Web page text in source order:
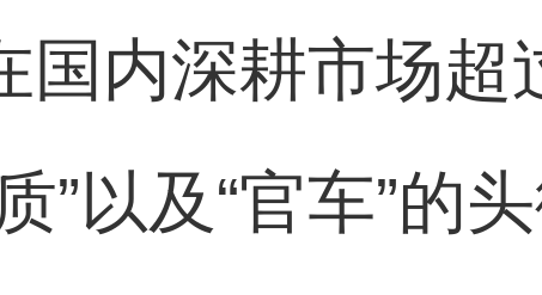
国内深耕市场超
”以及“官车”的